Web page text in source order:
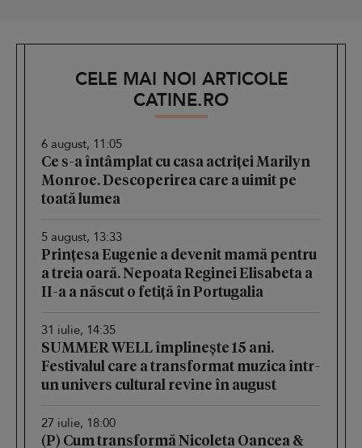
CELE MAI NOI ARTICOLE
CATINE.RO
6 august, 11:05
Ce s-a întâmplat cu casa actriței Marilyn
Monroe. Descoperirea care a uimit pe
toată lumea
5 august, 13:33
Prințesa Eugenie a devenit mamă pentru
a treia oară. Nepoata Reginei Elisabeta a
II-a a născut o fetiță în Portugalia
31 iulie, 14:35
SUMMER WELL împlinește 15 ani.
Festivalul care a transformat muzica într-
un univers cultural revine în august
27 iulie, 18:00
(P) Cum transformă Nicoleta Oancea &